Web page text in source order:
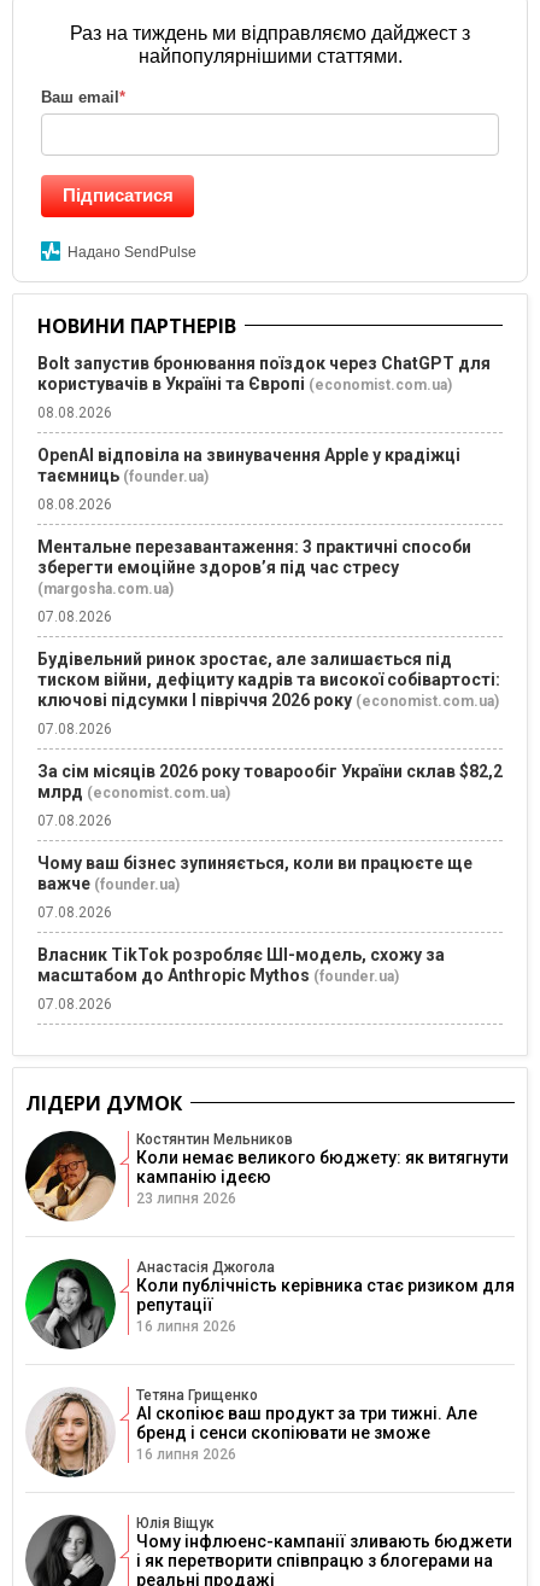
Раз на тиждень ми відправляємо дайджест з
найпопулярнішими статтями.
Ваш email*
Підписатися
Надано SendPulse
НОВИНИ ПАРТНЕРІВ
Bolt запустив бронювання поїздок через ChatGPT для
користувачів в Україні та Європі (economist.com.ua)
08.08.2026
OpenAI відповіла на звинувачення Apple у крадіжці
таємниць (founder.ua)
08.08.2026
Ментальне перезавантаження: 3 практичні способи
зберегти емоційне здоров’я під час стресу
(margosha.com.ua)
07.08.2026
Будівельний ринок зростає, але залишається під
тиском війни, дефіциту кадрів та високої собівартості:
ключові підсумки І півріччя 2026 року (economist.com.ua)
07.08.2026
За сім місяців 2026 року товарообіг України склав $82,2
млрд (economist.com.ua)
07.08.2026
Чому ваш бізнес зупиняється, коли ви працюєте ще
важче (founder.ua)
07.08.2026
Власник TikTok розробляє ШІ-модель, схожу за
масштабом до Anthropic Mythos (founder.ua)
07.08.2026
ЛІДЕРИ ДУМОК
Костянтин Мельников
Коли немає великого бюджету: як витягнути
кампанію ідеєю
23 липня 2026
Анастасія Джогола
Коли публічність керівника стає ризиком для
репутації
16 липня 2026
Тетяна Грищенко
AI скопіює ваш продукт за три тижні. Але
бренд і сенси скопіювати не зможе
16 липня 2026
Юлія Віщук
Чому інфлюенс-кампанії зливають бюджети
і як перетворити співпрацю з блогерами на
реальні продажі